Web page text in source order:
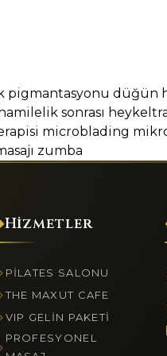
pigmantasyonu düğün
hamilelik sonrası
microblading
zumba
Hizmetler
PILATES SALONU
THE MAXUT CAFE
VIP GELIN PAKETI
PROFESYONEL